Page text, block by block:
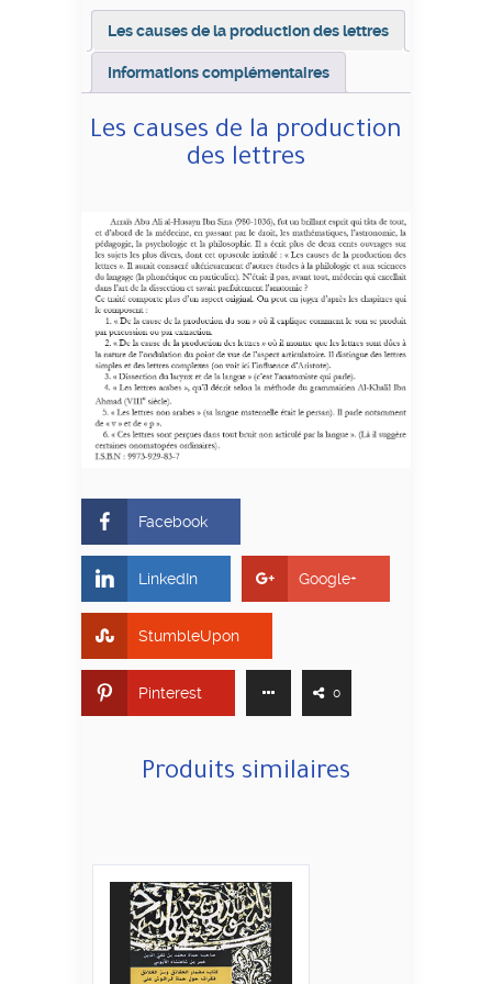
Les causes de la production des lettres
Informations complémentaires
Les causes de la production
des lettres
Facebook
LinkedIn Google+
StumbleUpon
Pinterest 0
Produits similaires